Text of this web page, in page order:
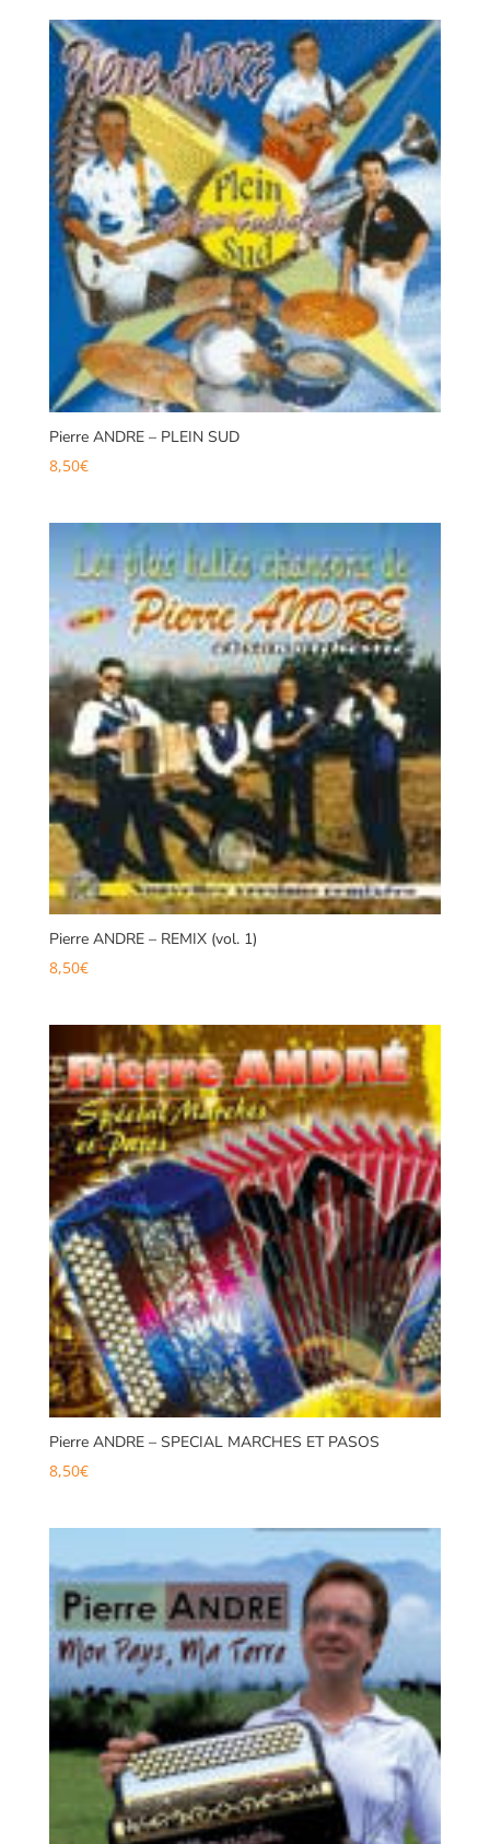
Pierre ANDRE – PLEIN SUD
8,50€
Pierre ANDRE – REMIX (vol. 1)
8,50€
Pierre ANDRE – SPECIAL MARCHES ET PASOS
8,50€